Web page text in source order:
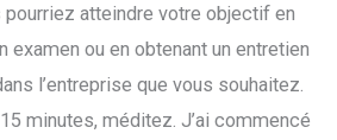
atteindre votre objectif en
examen ou en obtenant un entretien
l’entreprise que vous souhaitez.
minutes, méditez. J’ai commencé